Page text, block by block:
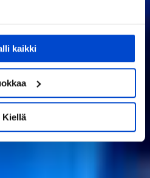
tehdä seuraavia:
sijainnistasi,
metrin tarkkuudella
sen
(sormenjäljen
käsitellään ja miten
tiedot-osiossa. Voit muuttaa
kaikki
Kiellä